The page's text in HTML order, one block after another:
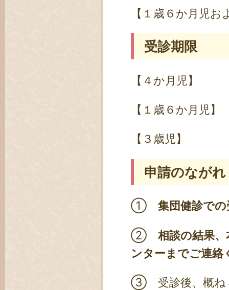
【１歳６か月児
受診期限
【４か月児】
【１歳６か月児
【３歳児】
申請のながれ
① 集団健診で
② 相談の結果
ンターまでご連絡
③ 受診後、概ね